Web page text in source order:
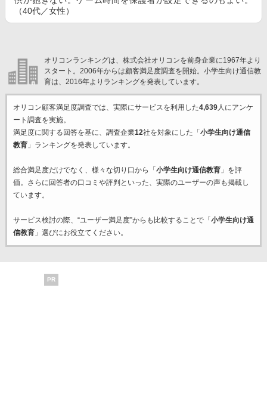
（40代／女性）
オリコンランキングは、株式会社オリコンを前身企業に1967年より
スタート。2006年からは顧客満足度調査を開始。小学生向け通信教
育は、2016年よりランキングを発表しています。
オリコン顧客満足度調査では、実際にサービスを利用した4,639人にアンケ
ート調査を実施。
満足度に関する回答を基に、調査企業12社を対象にした「 小学生向け通信
教育」ランキングを発表しています。
総合満足度だけでなく、様々な切り口から「 小学生向け通信教育」を評
価。さらに回答者の口コミや評判といった、実際のユーザーの声も掲載し
ています。
サービス検討の際、“ユーザー満足度”からも比較することで「 小学生向け通
信教育」選びにお役立てください。
PR